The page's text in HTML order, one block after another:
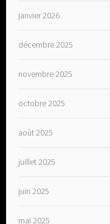
janvier 2026
décembre 2025
novembre 2025
octobre 2025
août 2025
juillet 2025
juin 2025
mai 2025